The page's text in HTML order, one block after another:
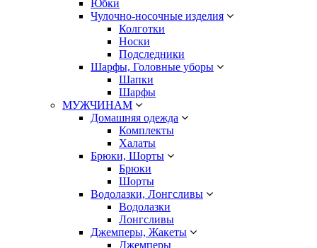
Юбки
Чулочно-носочные изделия
Колготки
Носки
Подследники
Шарфы, Головные уборы
Шапки
Шарфы
МУЖЧИНАМ
Домашняя одежда
Комплекты
Халаты
Брюки, Шорты
Брюки
Шорты
Водолазки, Лонгсливы
Водолазки
Лонгсливы
Джемперы, Жакеты
Джемперы